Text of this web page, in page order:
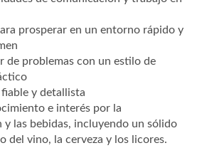
prosperar en un entorno rápido y
de problemas con un estilo de
y detallista
e interés por la
y las bebidas, incluyendo un sólido
del vino, la cerveza y los licores.